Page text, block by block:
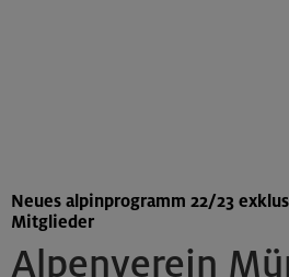
Alpenverein
Neues alpinprogramm 22/23
Mitglieder